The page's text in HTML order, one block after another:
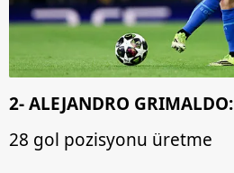
2- ALEJANDRO GRIMALDO:
28 gol pozisyonu üretme